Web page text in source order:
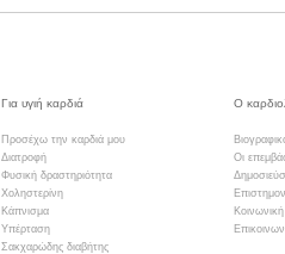
Για υγιή καρδιά
Προσέχω την καρδιά μου
Διατροφή
Φυσική δραστηριότητα
Χοληστερίνη
Κάπνισμα
Υπέρταση
Σακχαρώδης διαβήτης
Ο
Οι